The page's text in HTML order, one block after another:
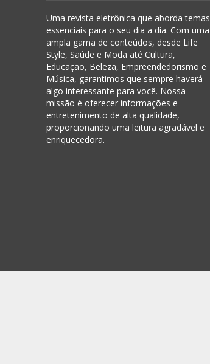
Uma revista eletrônica que aborda temas
essenciais para o seu dia a dia. Com uma
ampla gama de conteúdos, desde Life
Style, Saúde e Moda até Cultura,
Educação, Beleza, Empreendedorismo e
Música, garantimos que sempre haverá
algo interessante para você. Nossa
missão é oferecer informações e
entretenimento de alta qualidade,
proporcionando uma leitura agradável e
enriquecedora.